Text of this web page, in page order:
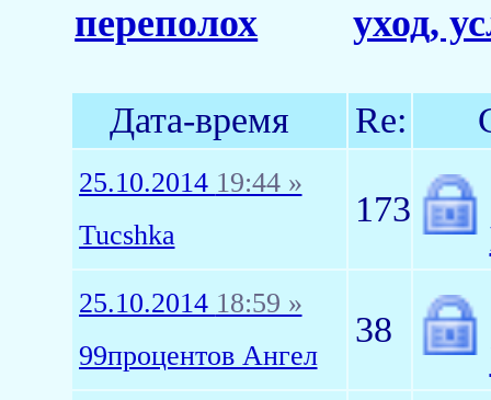
переполох
уход,
Дата-время Re:
25.10.2014 19:44 »
Tucshka
173
25.10.2014 18:59 »
99процентов Ангел
38